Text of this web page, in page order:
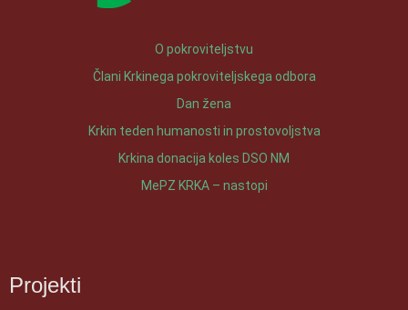
O pokroviteljstvu
Člani Krkinega pokroviteljskega odbora
Dan žena
Krkin teden humanosti in prostovoljstva
Krkina donacija koles DSO NM
MePZ KRKA – nastopi
Projekti